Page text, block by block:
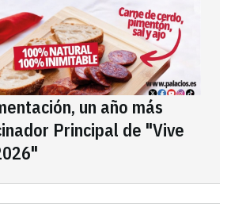
un año más
Principal de "Vive